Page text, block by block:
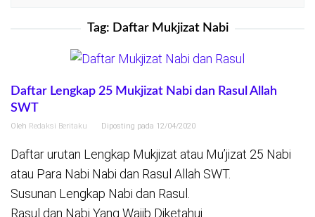
Tag: Daftar Mukjizat Nabi
Daftar Lengkap 25 Mukjizat Nabi dan Rasul Allah
SWT
Oleh Redaksi Beritaku Diposting pada 12/04/2020
Daftar urutan Lengkap Mukjizat atau Mu’jizat 25 Nabi
atau Para Nabi Nabi dan Rasul Allah SWT.
Susunan Lengkap Nabi dan Rasul.
Rasul dan Nabi Yang Wajib Diketahui.